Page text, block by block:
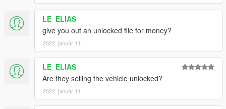
LE_ELIAS
give you out an unlocked file for money?
2022. január 11.
LE_ELIAS
Are they selling the vehicle unlocked?
2022. január 11.